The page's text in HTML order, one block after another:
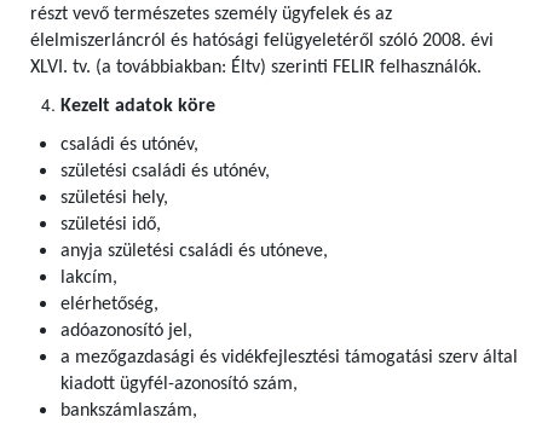
részt vevő természetes személy ügyfelek és az
élelmiszerláncról és hatósági felügyeletéről szóló 2008. évi
XLVI. tv. (a továbbiakban: Éltv) szerinti FELIR felhasználók.
Kezelt adatok köre
családi és utónév,
születési családi és utónév,
születési hely,
születési idő,
anyja születési családi és utóneve,
lakcím,
elérhetőség,
adóazonosító jel,
a mezőgazdasági és vidékfejlesztési támogatási szerv által
kiadott ügyfél-azonosító szám,
bankszámlaszám,